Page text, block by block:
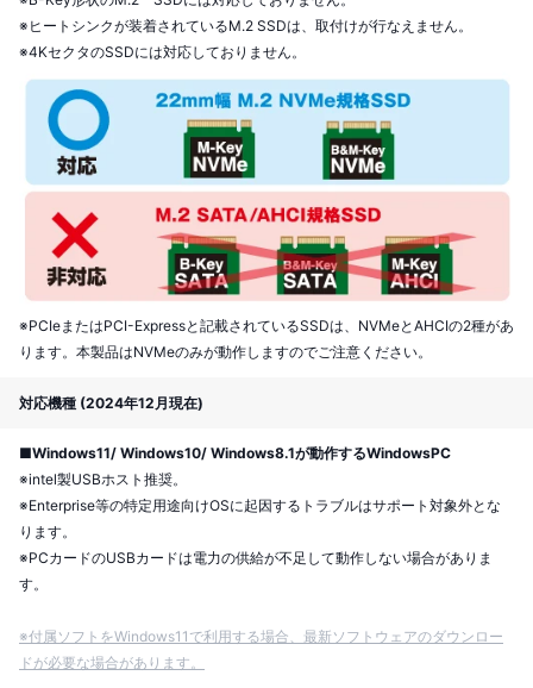
※ヒートシンクが装着されているM.2 SSDは、取付けが行なえません。
※4KセクタのSSDには対応しておりません。
※PCIeまたはPCI-Expressと記載されているSSDは、NVMeとAHCIの2種があ
ります。本製品はNVMeのみが動作しますのでご注意ください。
対応機種 (2024年12月現在)
■Windows11/ Windows10/ Windows8.1が動作するWindowsPC
※intel製USBホスト推奨。
※Enterprise等の特定用途向けOSに起因するトラブルはサポート対象外とな
ります。
※PCカードのUSBカードは電力の供給が不足して動作しない場合がありま
す。
※付属ソフトをWindows11で利用する場合、最新ソフトウェアのダウンロー
ドが必要な場合があります。